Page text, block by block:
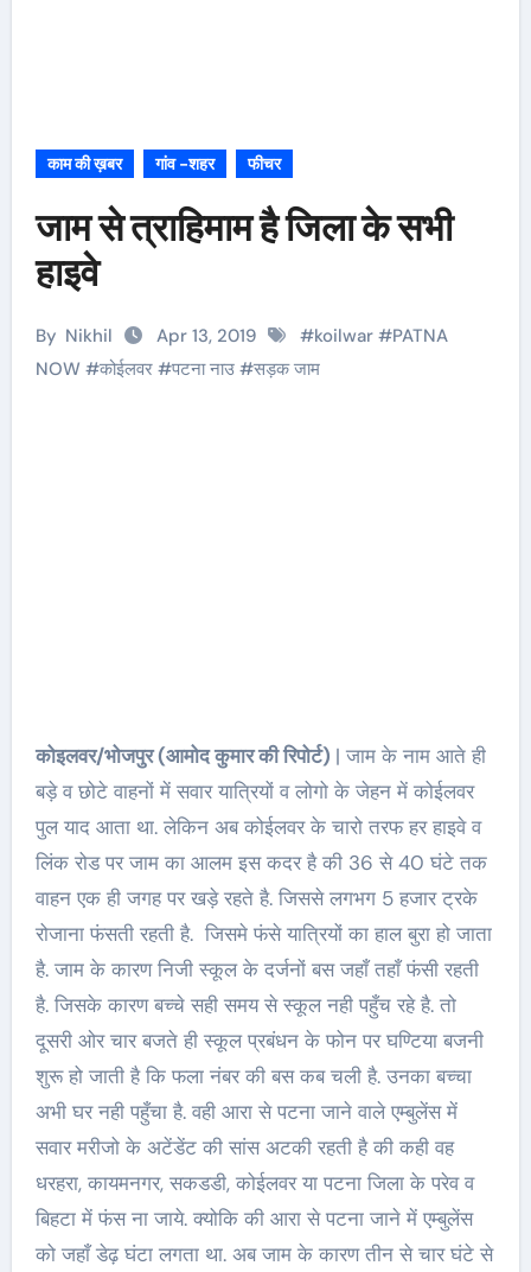
काम की ख़बर गांव -शहर फीचर
जाम से त्राहिमाम है जिला के सभी
हाइवे
By Nikhil Apr 13, 2019 #koilwar #PATNA
NOW #कोईलवर#पटना नाउ#सड़क जाम
कोइलवर/भोजपुर (आमोद कुमार की रिपोर्ट) | जाम के नाम आते ही
बड़े व छोटे वाहनों में सवार यात्रियों व लोगो के जेहन में कोईलवर
पुल याद आता था. लेकिन अब कोईलवर के चारो तरफ हर हाइवे व
लिंक रोड पर जाम का आलम इस कदर है की 36 से 40 घंटे तक
वाहन एक ही जगह पर खड़े रहते है. जिससे लगभग 5 हजार ट्रके
रोजाना फंसती रहती है. जिसमे फंसे यात्रियों का हाल बुरा हो जाता
है. जाम के कारण निजी स्कूल के दर्जनों बस जहाँ तहाँ फंसी रहती
है. जिसके कारण बच्चे सही समय से स्कूल नही पहुँच रहे है. तो
दूसरी ओर चार बजते ही स्कूल प्रबंधन के फोन पर घण्टिया बजनी
शुरू हो जाती है कि फला नंबर की बस कब चली है. उनका बच्चा
अभी घर नही पहुँचा है. वही आरा से पटना जाने वाले एम्बुलेंस में
सवार मरीजो के अटेंडेंट की सांस अटकी रहती है की कही वह
धरहरा, कायमनगर, सकडडी, कोईलवर या पटना जिला के परेव व
बिहटा में फंस ना जाये. क्योकि की आरा से पटना जाने में एम्बुलेंस
को जहाँ डेढ़ घंटा लगता था. अब जाम के कारण तीन से चार घंटे से